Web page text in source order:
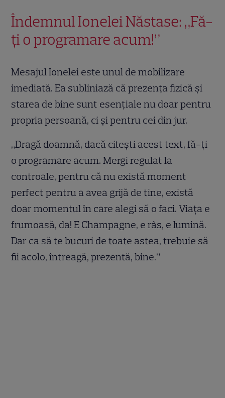
Îndemnul Ionelei Năstase: „Fă-
ți o programare acum!”
Mesajul Ionelei este unul de mobilizare
imediată. Ea subliniază că prezența fizică și
starea de bine sunt esențiale nu doar pentru
propria persoană, ci și pentru cei din jur.
„Dragă doamnă, dacă citești acest text, fă-ți
o programare acum. Mergi regulat la
controale, pentru că nu există moment
perfect pentru a avea grijă de tine, există
doar momentul în care alegi să o faci. Viața e
frumoasă, da! E Champagne, e râs, e lumină.
Dar ca să te bucuri de toate astea, trebuie să
fii acolo, întreagă, prezentă, bine.”